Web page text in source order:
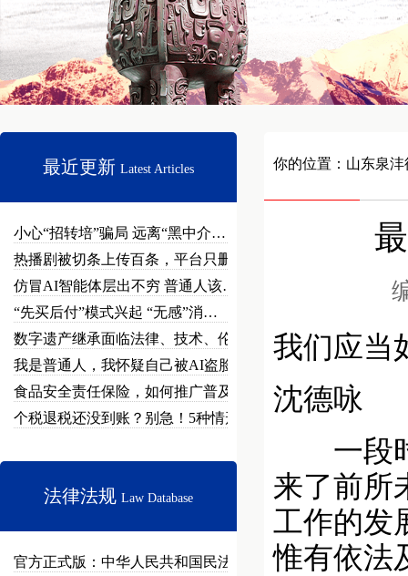
最近更新 Latest Articles
小心“招转培”骗局 远离“黑中介…
热播剧被切条上传百条，平台只删不…
仿冒AI智能体层出不穷 普通人该…
“先买后付”模式兴起 “无感”消…
数字遗产继承面临法律、技术、伦理…
我是普通人，我怀疑自己被AI盗脸…
食品安全责任保险，如何推广普及？
个税退税还没到账？别急！5种情形…
法律法规 Law Database
官方正式版：中华人民共和国民法总…
你的位置： 山东泉
我们应当
沈德咏
一段时
来了前所
工作的发
惟有依法